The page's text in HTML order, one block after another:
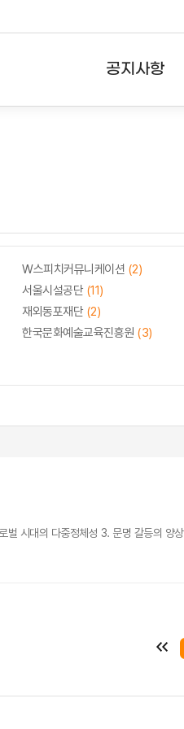
공지사항
W스피치커뮤니케이션 (2)
서울시설공단 (11)
재외동포재단 (2)
한국문화예술교육진흥원 (3)
벌 시대의 다중정체성 3. 문명 갈등의